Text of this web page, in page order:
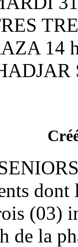
FAF) Les
égal
1er